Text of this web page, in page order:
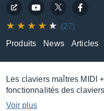
(27)
Produits
News Articles
Les claviers maîtres MIDI
fonctionnalités des
près qu'ils intègrent une
Voir plus